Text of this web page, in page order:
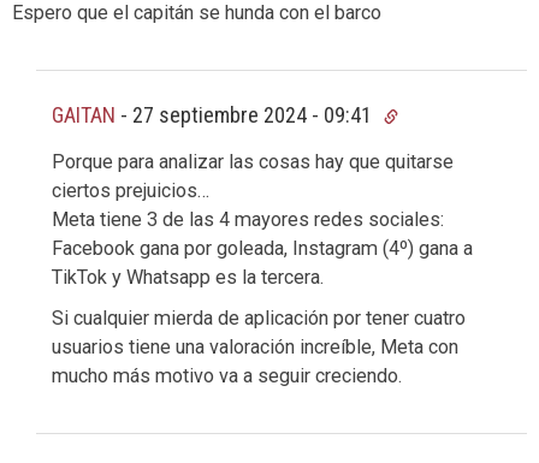
Espero que el capitán se hunda con el barco
GAITAN - 27 septiembre 2024 - 09:41
Porque para analizar las cosas hay que quitarse
ciertos prejuicios…
Meta tiene 3 de las 4 mayores redes sociales:
Facebook gana por goleada, Instagram (4º) gana a
TikTok y Whatsapp es la tercera.
Si cualquier mierda de aplicación por tener cuatro
usuarios tiene una valoración increíble, Meta con
mucho más motivo va a seguir creciendo.